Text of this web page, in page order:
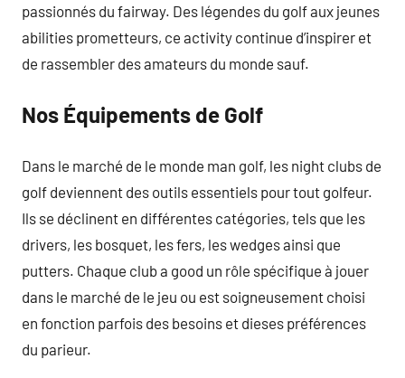
passionnés du fairway. Des légendes du golf aux jeunes
abilities prometteurs, ce activity continue d’inspirer et
de rassembler des amateurs du monde sauf.
Nos Équipements de Golf
Dans le marché de le monde man golf, les night clubs de
golf deviennent des outils essentiels pour tout golfeur.
Ils se déclinent en différentes catégories, tels que les
drivers, les bosquet, les fers, les wedges ainsi que
putters. Chaque club a good un rôle spécifique à jouer
dans le marché de le jeu ou est soigneusement choisi
en fonction parfois des besoins et dieses préférences
du parieur.